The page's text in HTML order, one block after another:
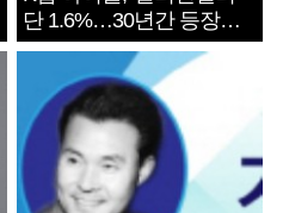
단 1.6%…30년간 등장
1182개팀 전수조사